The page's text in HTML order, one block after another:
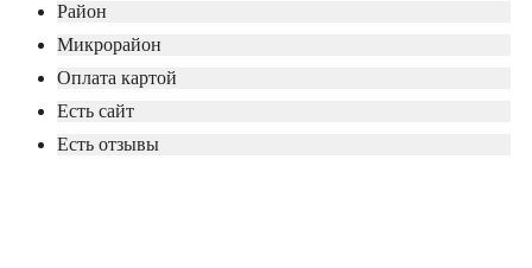
Район
Микрорайон
Оплата картой
Есть сайт
Есть отзывы